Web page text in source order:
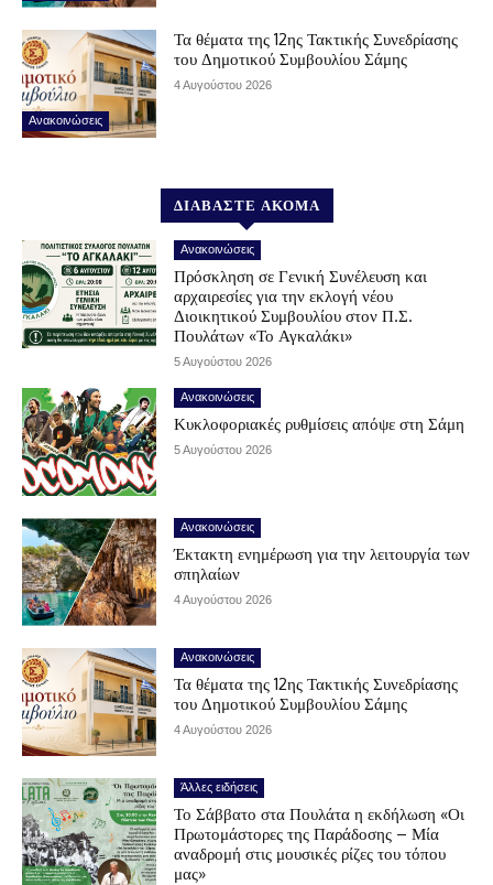
Ανακοινώσεις
Τα θέματα της 12ης Τακτικής Συνεδρίασης
του Δημοτικού Συμβουλίου Σάμης
4 Αυγούστου 2026
ΔΙΑΒΑΣΤΕ ΑΚΟΜΑ
Ανακοινώσεις
Πρόσκληση σε Γενική Συνέλευση και
αρχαιρεσίες για την εκλογή νέου
Διοικητικού Συμβουλίου στον Π.Σ.
Πουλάτων «Το Αγκαλάκι»
5 Αυγούστου 2026
Ανακοινώσεις
Κυκλοφοριακές ρυθμίσεις απόψε στη Σάμη
5 Αυγούστου 2026
Ανακοινώσεις
Έκτακτη ενημέρωση για την λειτουργία των
σπηλαίων
4 Αυγούστου 2026
Ανακοινώσεις
Τα θέματα της 12ης Τακτικής Συνεδρίασης
του Δημοτικού Συμβουλίου Σάμης
4 Αυγούστου 2026
Άλλες ειδήσεις
Το Σάββατο στα Πουλάτα η εκδήλωση «Οι
Πρωτομάστορες της Παράδοσης – Μία
αναδρομή στις μουσικές ρίζες του τόπου
μας»